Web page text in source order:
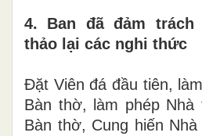
4. Ban đã đảm trách
thảo lại các nghi thức
Đặt Viên đá đầu tiên,
Bàn thờ, làm phép Nhà
Bàn thờ, Cung hiến